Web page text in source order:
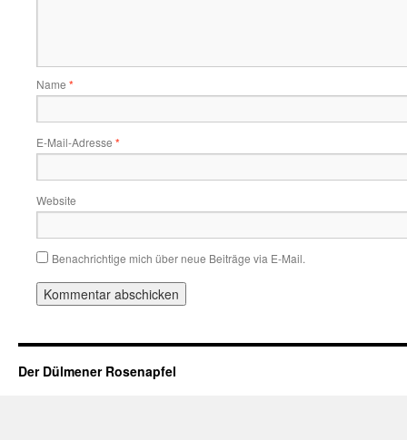
Name *
E-Mail-Adresse *
Website
Benachrichtige mich über neue Beiträge via E-Mail.
Der Dülmener Rosenapfel